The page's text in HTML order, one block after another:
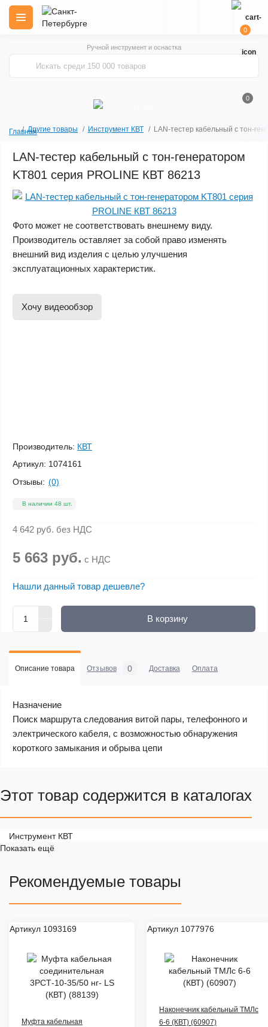
Ручной инструмент и оснастка
0
0
ГлавнаяДругие товары Инструмент КВТ LAN-тестер кабельный с тон-
LAN-тестер кабельный с тон-генератором
KT801 серия PROLINE КВТ 86213
Фото может не соответствовать внешнему виду.
Производитель оставляет за собой право изменять
внешний вид изделия с целью улучшения
эксплуатационных характеристик.
Хочу видеообзор
Производитель: КВТ
Артикул: 1074161
Отзывы: (0)
В наличии 48 шт.
4 642 руб. без НДС
5 663 руб. с НДС
Нашли данный товар дешевле?
В корзину
Описание товара Отзывов 0 Доставка Оплата
Назначение
Поиск маршрута следования витой пары, телефонного и
электрического кабеля, с возможностью обнаружения
короткого замыкания и обрыва цепи
Этот товар содержится в каталогах
Инструмент КВТ
Показать ещё
Рекомендуемые товары
Артикул 1093169
Муфта кабельная
Артикул 1077976
Наконечник кабельный ТМЛс
6-6 (КВТ) (60907)